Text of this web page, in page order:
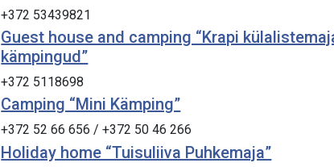
+372 53439821
Guest house and camping “Krapi
kämpingud”
+372 5118698
Camping “Mini Kämping”
+372 52 66 656 / +372 50 46 266
Holiday home “Tuisuliiva Puhkemaja”